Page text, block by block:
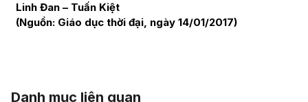
Linh Đan – Tuấn Kiệt
(Nguồn: Giáo dục thời đại, ngày 14/01/2017)
Danh mục liên quan